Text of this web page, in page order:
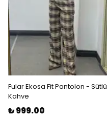
Fular Ekosa Fit Pantolon - Sütlü
Kahve
₺ 999.00